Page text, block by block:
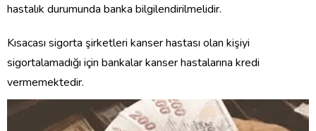
hastalık durumunda banka bilgilendirilmelidir.
Kısacası sigorta şirketleri kanser hastası olan kişiyi
sigortalamadığı için bankalar kanser hastalarına kredi
vermemektedir.